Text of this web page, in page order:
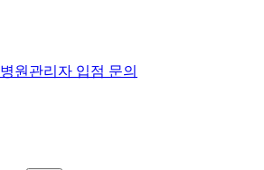
병원관리자 입점 문의